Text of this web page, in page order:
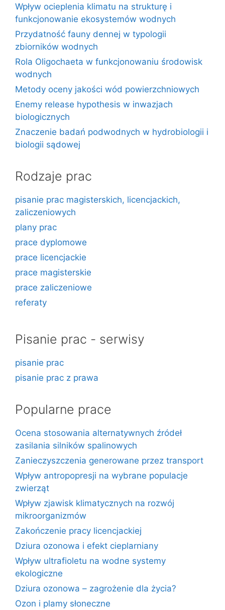
Wpływ ocieplenia klimatu na strukturę i
funkcjonowanie ekosystemów wodnych
Przydatność fauny dennej w typologii
zbiorników wodnych
Rola Oligochaeta w funkcjonowaniu środowisk
wodnych
Metody oceny jakości wód powierzchniowych
Enemy release hypothesis w inwazjach
biologicznych
Znaczenie badań podwodnych w hydrobiologii i
biologii sądowej
Rodzaje prac
pisanie prac magisterskich, licencjackich,
zaliczeniowych
plany prac
prace dyplomowe
prace licencjackie
prace magisterskie
prace zaliczeniowe
referaty
Pisanie prac - serwisy
pisanie prac
pisanie prac z prawa
Popularne prace
Ocena stosowania alternatywnych źródeł
zasilania silników spalinowych
Zanieczyszczenia generowane przez transport
Wpływ antropopresji na wybrane populacje
zwierząt
Wpływ zjawisk klimatycznych na rozwój
mikroorganizmów
Zakończenie pracy licencjackiej
Dziura ozonowa i efekt cieplarniany
Wpływ ultrafioletu na wodne systemy
ekologiczne
Dziura ozonowa – zagrożenie dla życia?
Ozon i plamy słoneczne